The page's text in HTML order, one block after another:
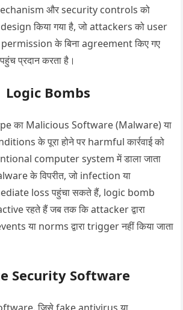
और security controls को
किया गया है, जो attackers को user
के बिना agreement किए गए
प्रदान करता है।
Logic Bombs
का Malicious Software (Malware) या
के पूरा होने पर harmful कार्रवाई को
computer system में डाला जाता
के विपरीत, जो infection या
loss पहुंचा सकते हैं, logic bomb
रहते हैं जब तक कि attacker द्वारा
या norms द्वारा trigger नहीं किया जाता
Security Software